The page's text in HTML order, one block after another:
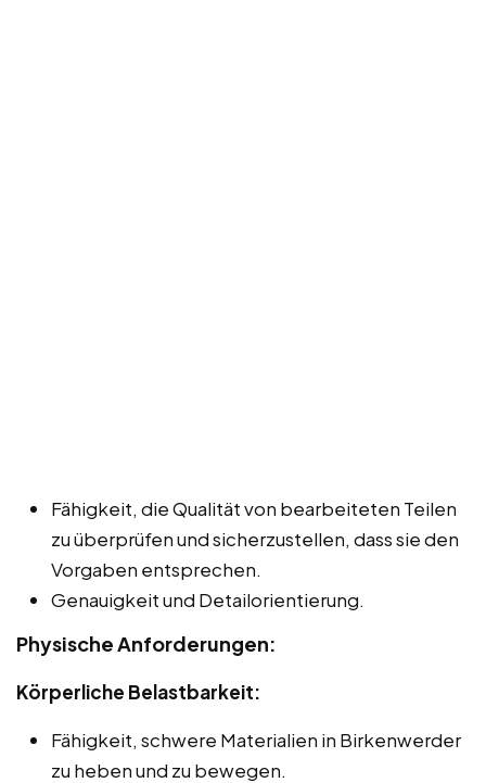
Fähigkeit, die Qualität von bearbeiteten Teilen
zu überprüfen und sicherzustellen, dass sie den
Vorgaben entsprechen.
Genauigkeit und Detailorientierung.
Physische Anforderungen:
Körperliche Belastbarkeit:
Fähigkeit, schwere Materialien in Birkenwerder
zu heben und zu bewegen.